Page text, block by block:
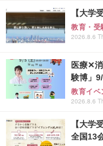
【大学
教育・受
2026.8.6
医療✕
験博」
教育イベ
2026.8.6
【大学
全国13